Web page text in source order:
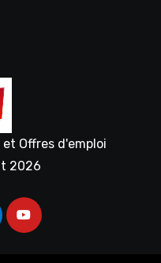
Offres d'emploi
2026